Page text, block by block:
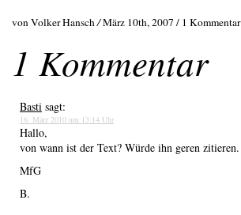
von Volker Hansch/März 10th, 2007 / 1 Kommentar
1 Kommentar
Basti sagt:
16. März 2010 um 13:14 Uhr
Hallo,
von wann ist der Text? Würde ihn geren zitieren.
MfG
B.